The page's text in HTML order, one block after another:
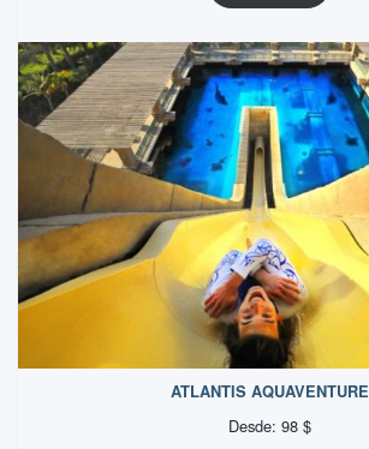
ATLANTIS AQUAVENTURE
Desde: 98 $